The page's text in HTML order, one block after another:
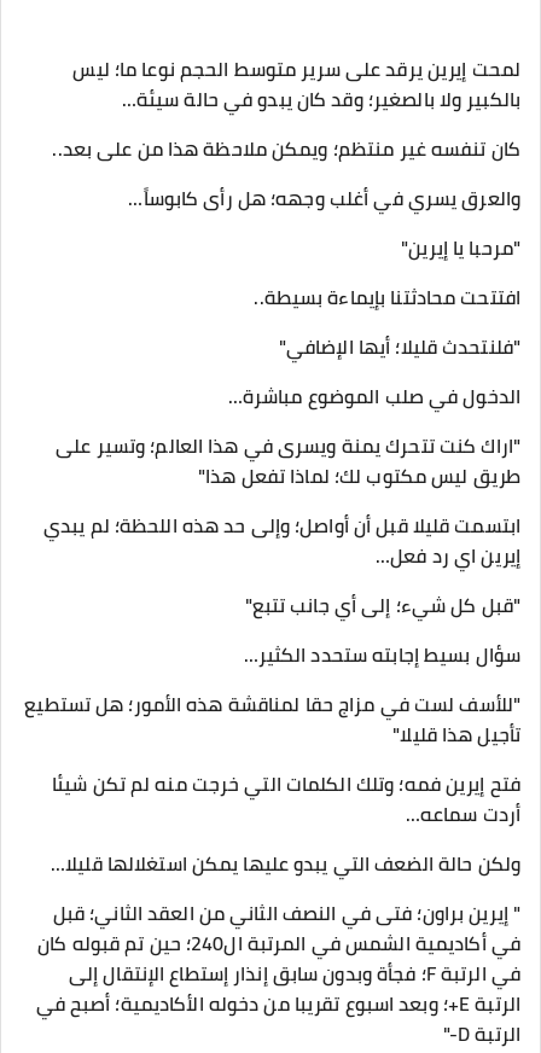
لمحت إيرين يرقد على سرير متوسط الحجم نوعا ما؛ ليس
بالكبير ولا بالصغير؛ وقد كان يبدو في حالة سيئة…
كان تنفسه غير منتظم؛ ويمكن ملاحظة هذا من على بعد..
والعرق يسري في أغلب وجهه؛ هل رأى كابوساً…
"مرحبا يا إيرين"
افتتحت محادثتنا بإيماءة بسيطة..
"فلنتحدث قليلا؛ أيها الإضافي"
الدخول في صلب الموضوع مباشرة…
"اراك كنت تتحرك يمنة ويسرى في هذا العالم؛ وتسير على
طريق ليس مكتوب لك؛ لماذا تفعل هذا"
ابتسمت قليلا قبل أن أواصل؛ وإلى حد هذه اللحظة؛ لم يبدي
إيرين اي رد فعل…
"قبل كل شيء؛ إلى أي جانب تتبع"
سؤال بسيط إجابته ستحدد الكثير…
"للأسف لست في مزاج حقا لمناقشة هذه الأمور؛ هل تستطيع
تأجيل هذا قليلا"
فتح إيرين فمه؛ وتلك الكلمات التي خرجت منه لم تكن شيئا
أردت سماعه…
ولكن حالة الضعف التي يبدو عليها يمكن استغلالها قليلا…
" إيرين براون؛ فتى في النصف الثاني من العقد الثاني؛ قبل
في أكاديمية الشمس في المرتبة ال240؛ حين تم قبوله كان
في الرتبة F؛ فجأة وبدون سابق إنذار إستطاع الإنتقال إلى
الرتبة E+؛ وبعد اسبوع تقريبا من دخوله الأكاديمية؛ أصبح في
الرتبة D-"